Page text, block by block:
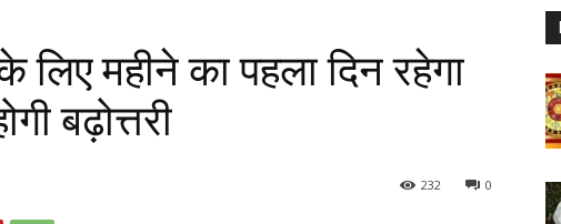
लिए महीने का पहला दिन रहेगा
बढ़ोत्तरी
0
232